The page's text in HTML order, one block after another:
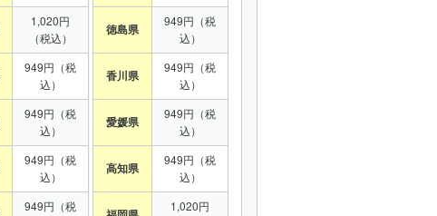
1,020円
（税込）
949円（税
込）
949円（税
込）
949円（税
込）
949円（税
徳島県
949円（税
込）
香川県
949円（税
込）
愛媛県
949円（税
込）
高知県
949円（税
込）
1,020円